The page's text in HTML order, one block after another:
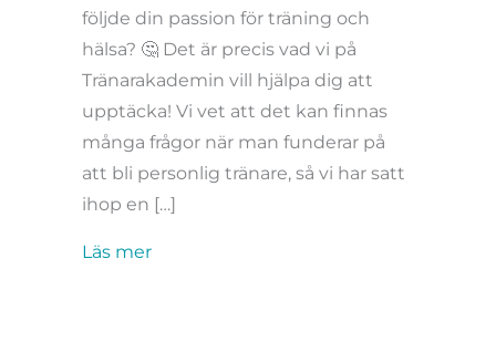
följde din passion för träning och
hälsa? 🤔 Det är precis vad vi på
Tränarakademin vill hjälpa dig att
upptäcka! Vi vet att det kan finnas
många frågor när man funderar på
att bli personlig tränare, så vi har satt
ihop en […]
Läs merabout Vanliga frågorna gällande valet